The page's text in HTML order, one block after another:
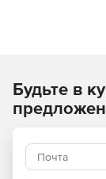
сетям.
Будьте в